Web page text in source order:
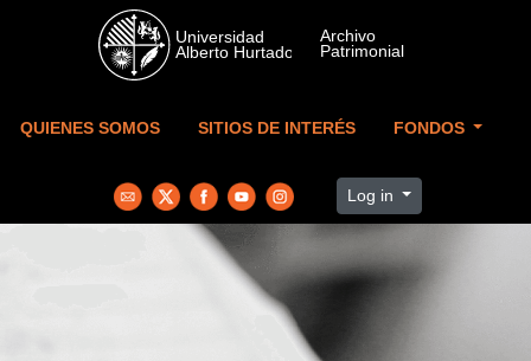
Skip to main content
QUIENES SOMOS SITIOS DE INTERÉS FONDOS
Log in